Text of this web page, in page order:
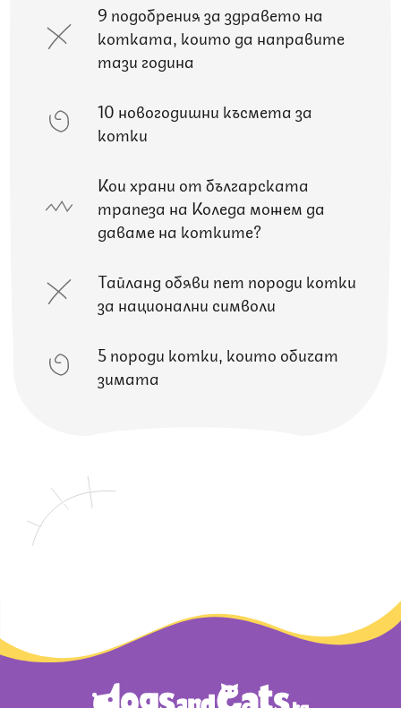
9 подобрения за здравето на
котката, които да направите
тази година
10 новогодишни късмета за
котки
Кои храни от българската
трапеза на Коледа можем да
даваме на котките?
Тайланд обяви пет породи котки
за национални символи
5 породи котки, които обичат
зимата